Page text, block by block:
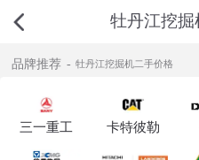
牡丹江挖
品牌推荐 牡丹江挖掘机二手价格
三一重工 卡特彼勒